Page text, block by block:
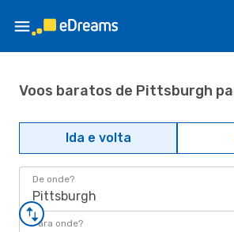
Voos baratos de Pittsburgh
Ida e volta
De onde?
Pittsburgh
Para onde?